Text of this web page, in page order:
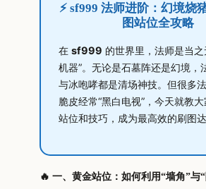
⚡ sf999 法师进阶：幻境烧
图站位全攻略
在 sf999 的世界里，法师是当之
机器”。无论是石墓阵还是幻境，
与冰咆哮都是清场神技。但很多
脆皮经常“黑白电视”，今天就教
站位和技巧，成为最高效的刷图达
🔥 一、黄金站位：如何利用“墙角”与